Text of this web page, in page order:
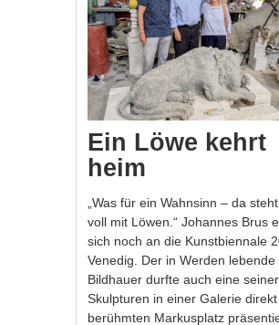
Ein Löwe kehrt
heim
„Was für ein Wahnsinn – da
voll mit Löwen.“ Johannes Brus
sich noch an die Kunstbiennale
Venedig. Der in Werden lebende
Bildhauer durfte auch eine seiner
Skulpturen in einer Galerie
berühmten Markusplatz